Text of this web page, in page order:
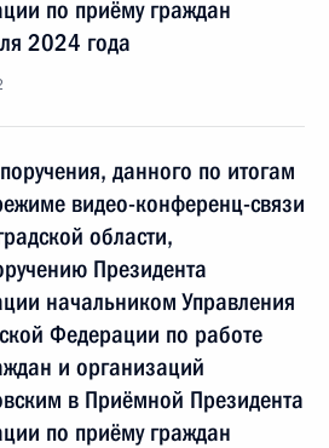
по приёму граждан
2024 года
данного по итогам
видео-конференц-связи
области,
Президента
начальником Управления
Федерации по работе
и организаций
в Приёмной Президента
по приёму граждан